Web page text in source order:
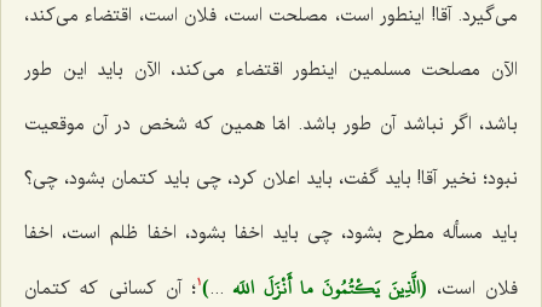
می‌گیرد. آقا! اینطور است، مصلحت است، فلان است، اقتضاء می‌كند،
الآن مصلحت مسلمین اینطور اقتضاء می‌كند، الآن باید این طور
باشد، اگر نباشد آن طور باشد. امّا همین كه شخص در آن موقعیت
نبود؛ نخیر آقا! باید گفت، باید اعلان كرد، چی باید كتمان بشود، چی؟
باید مسأله مطرح بشود، چی باید اخفا بشود، اخفا ظلم است، اخفا
فلان است، (الَّذِينَ يَكْتُمُونَ ما أَنْزَلَ اللَه ...
)
1؛ آن كسانی كه كتمان